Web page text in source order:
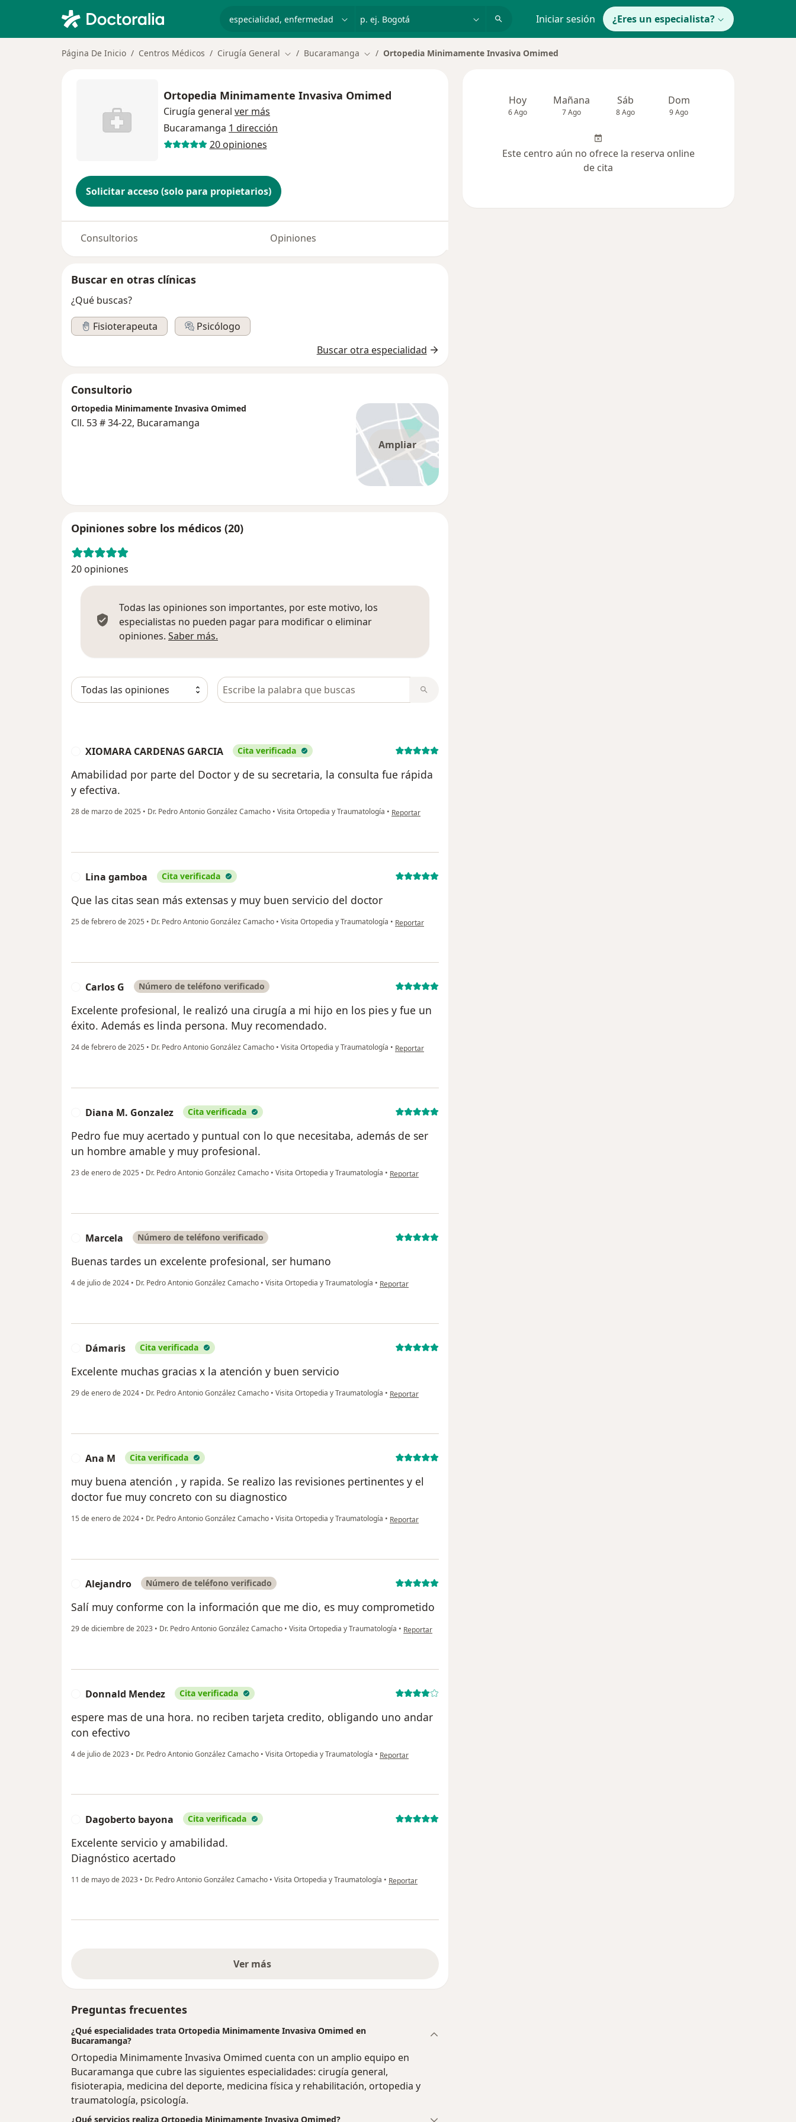
p. ej. Bogotá Iniciar sesión ¿Eres un especialista?
Página De Inicio Centros Médicos Cirugía General Cambiar de ciudad
Bucaramanga Cambiar de ciudad
Ortopedia Minimamente Invasiva Omimed
Ortopedia Minimamente Invasiva Omimed
Cirugía general ver más
Bucaramanga 1 dirección
20 opiniones
Solicitar acceso (solo para propietarios)
Consultorios Opiniones
Buscar en otras clínicas
¿Qué buscas?
Fisioterapeuta
Psicólogo
Buscar otra especialidad
Consultorio
Ampliar
Ortopedia Minimamente Invasiva Omimed
Cll. 53 # 34-22, Bucaramanga
Opiniones sobre los médicos (20)
20 opiniones
Todas las opiniones son importantes, por este motivo, los
especialistas no pueden pagar para modificar o eliminar
opiniones. Saber más.
Busca en opiniones
XIOMARA CARDENAS GARCIA Cita verificada
Amabilidad por parte del Doctor y de su secretaria, la consulta fue rápida
y efectiva.
28 de marzo de 2025 • Dr. Pedro Antonio González Camacho • Visita Ortopedia y Traumatología • en opinión del usuario XIOMARA CARDENAS GARCIA
Reportar
Lina gamboa Cita verificada
Que las citas sean más extensas y muy buen servicio del doctor
25 de febrero de 2025 • Dr. Pedro Antonio González Camacho • Visita Ortopedia y Traumatología • en opinión del usuario Lina gamboa
Reportar
Carlos G Número de teléfono verificado
Excelente profesional, le realizó una cirugía a mi hijo en los pies y fue un
éxito. Además es linda persona. Muy recomendado.
24 de febrero de 2025 • Dr. Pedro Antonio González Camacho • Visita Ortopedia y Traumatología • en opinión del usuario Carlos G
Reportar
Diana M. Gonzalez Cita verificada
Pedro fue muy acertado y puntual con lo que necesitaba, además de ser
un hombre amable y muy profesional.
23 de enero de 2025 • Dr. Pedro Antonio González Camacho • Visita Ortopedia y Traumatología • en opinión del usuario Diana M. Gonzalez
Reportar
Marcela Número de teléfono verificado
Buenas tardes un excelente profesional, ser humano
4 de julio de 2024 • Dr. Pedro Antonio González Camacho • Visita Ortopedia y Traumatología • en opinión del usuario Marcela
Reportar
Dámaris Cita verificada
Excelente muchas gracias x la atención y buen servicio
29 de enero de 2024 • Dr. Pedro Antonio González Camacho • Visita Ortopedia y Traumatología • en opinión del usuario Dámaris
Reportar
Ana M Cita verificada
muy buena atención , y rapida. Se realizo las revisiones pertinentes y el
doctor fue muy concreto con su diagnostico
15 de enero de 2024 • Dr. Pedro Antonio González Camacho • Visita Ortopedia y Traumatología • en opinión del usuario Ana M
Reportar
Alejandro Número de teléfono verificado
Salí muy conforme con la información que me dio, es muy comprometido
29 de diciembre de 2023 • Dr. Pedro Antonio González Camacho • Visita Ortopedia y Traumatología • en opinión del usuario Alejandro
Reportar
Donnald Mendez Cita verificada
espere mas de una hora. no reciben tarjeta credito, obligando uno andar
con efectivo
4 de julio de 2023 • Dr. Pedro Antonio González Camacho • Visita Ortopedia y Traumatología • en opinión del usuario Donnald Mendez
Reportar
Dagoberto bayona Cita verificada
Excelente servicio y amabilidad.
Diagnóstico acertado
11 de mayo de 2023 • Dr. Pedro Antonio González Camacho • Visita Ortopedia y Traumatología • en opinión del usuario Dagoberto bayona
Reportar
Ver más
Preguntas frecuentes
¿Qué especialidades trata Ortopedia Minimamente Invasiva Omimed en
Bucaramanga?
Ortopedia Minimamente Invasiva Omimed cuenta con un amplio equipo en
Bucaramanga que cubre las siguientes especialidades: cirugía general,
fisioterapia, medicina del deporte, medicina física y rehabilitación, ortopedia y
traumatología, psicología.
¿Qué servicios realiza Ortopedia Minimamente Invasiva Omimed?
Hoy
6 Ago
Mañana
7 Ago
Sáb
8 Ago
Dom
9 Ago
Este centro aún no ofrece la reserva online
de cita